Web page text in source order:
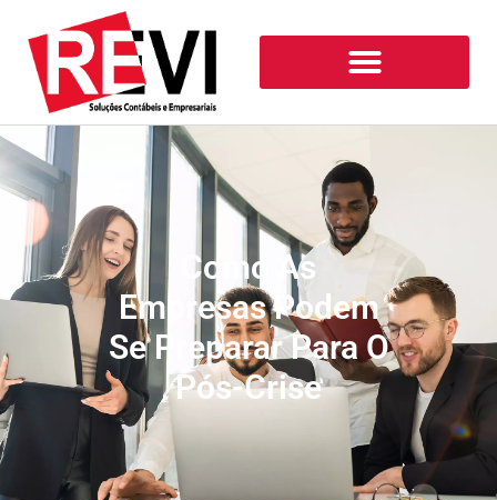
Como As
Empresas Podem
Se Preparar Para O
Pós-Crise